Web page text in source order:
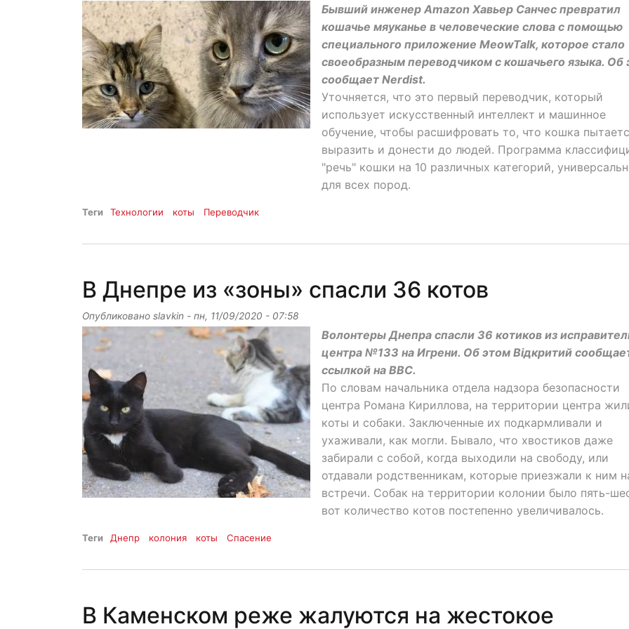
Бывший инженер Amazon Хавьер Санчес превратил
кошачье мяуканье в человеческие слова с помощью
специального приложение MeowTalk, которое стало
своеобразным переводчиком с кошачьего языка. Об
сообщает Nerdist.
Уточняется, что это первый переводчик, который
использует искусственный интеллект и машинное
обучение, чтобы расшифровать то, что кошка
выразить и донести до людей. Программа
"речь" кошки на 10 различных категорий,
для всех пород.
Теги Технологии коты Переводчик
В Днепре из «зоны» спасли 36 котов
Опубликовано slavkin - пн, 11/09/2020 - 07:58
Волонтеры Днепра спасли 36 котиков из
центра №133 на Игрени. Об этом Відкритий
ссылкой на ВВС.
По словам начальника отдела надзора безопасности
центра Романа Кириллова, на территории центра
коты и собаки. Заключенные их подкармливали и
ухаживали, как могли. Бывало, что хвостиков даже
забирали с собой, когда выходили на свободу, или
отдавали родственникам, которые приезжали к ним
встречи. Собак на территории колонии было пять-
вот количество котов постепенно увеличивалось.
Теги Днепр колония коты Спасение
В Каменском реже жалуются на жестокое